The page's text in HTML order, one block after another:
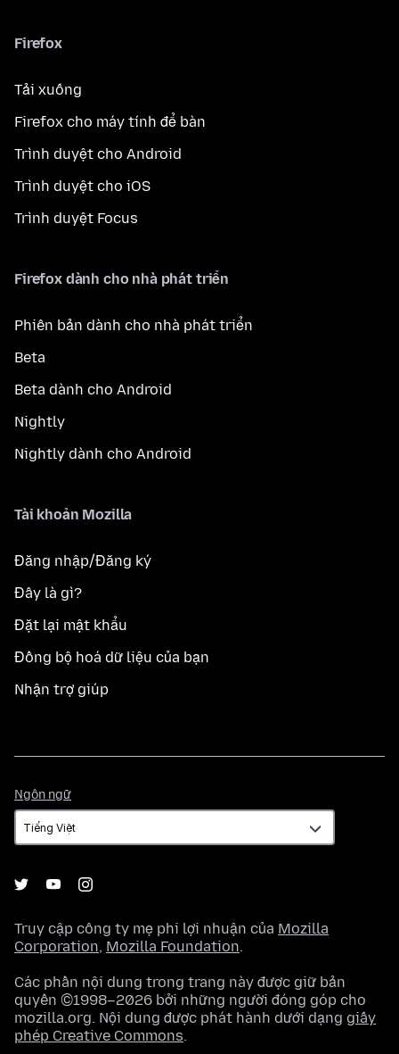
Firefox
Tải xuống
Firefox cho máy tính để bàn
Trình duyệt cho Android
Trình duyệt cho iOS
Trình duyệt Focus
Firefox dành cho nhà phát triển
Phiên bản dành cho nhà phát triển
Beta
Beta dành cho Android
Nightly
Nightly dành cho Android
Tài khoản Mozilla
Đăng nhập/Đăng ký
Đây là gì?
Đặt lại mật khẩu
Đồng bộ hoá dữ liệu của bạn
Nhận trợ giúp
Ngôn ngữ
ngữ
Truy cập công ty mẹ phi lợi nhuận của Mozilla
Corporation, Mozilla Foundation.
Các phần nội dung trong trang này được giữ bản
quyền ©1998–2026 bởi những người đóng góp cho
mozilla.org. Nội dung được phát hành dưới dạng giấy
phép Creative Commons.